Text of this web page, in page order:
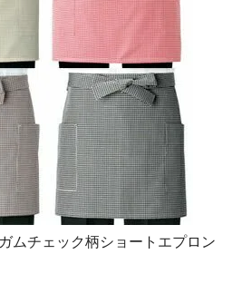
ムチェック柄ショートエプロン